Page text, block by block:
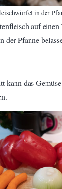
in der
auf
der Pfanne
kann das